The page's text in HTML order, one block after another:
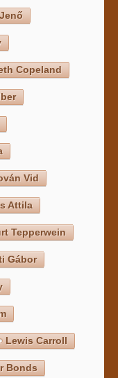
Copeland
Vid
Attila
Tepperwein
Gábor
Lewis Carroll
Bonds